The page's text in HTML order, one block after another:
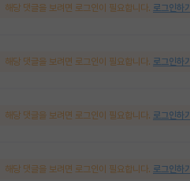
해당 댓글을 보려면 로그인이 필요합니다. 로그인하기
해당 댓글을 보려면 로그인이 필요합니다. 로그인하기
해당 댓글을 보려면 로그인이 필요합니다. 로그인하기
해당 댓글을 보려면 로그인이 필요합니다. 로그인하기